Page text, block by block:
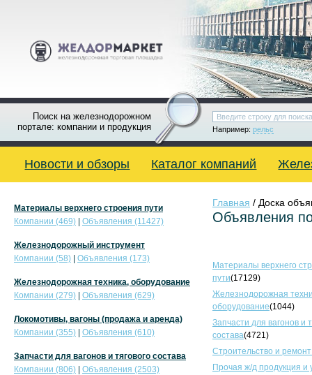
Поиск на железнодорожном
портале: компании и продукция
Например: рельс
Новости и обзоры Каталог компаний
Главная / Доска
Объявления
Материалы верхнего
пути(17129)
Железнодорожная
оборудование(1044)
Запчасти для вагонов и
состава(4721)
Строительство и
Прочая ж/д продукция и
Материалы верхнего строения пути
Компании (469)
Объявления (11427)
Железнодорожный инструмент
Компании (58)
Объявления (173)
Железнодорожная техника, оборудование
Компании (279)
Объявления (629)
Локомотивы, вагоны (продажа и аренда)
Компании (355)
Объявления (610)
Запчасти для вагонов и тягового состава
Компании (806)
Объявления (2503)